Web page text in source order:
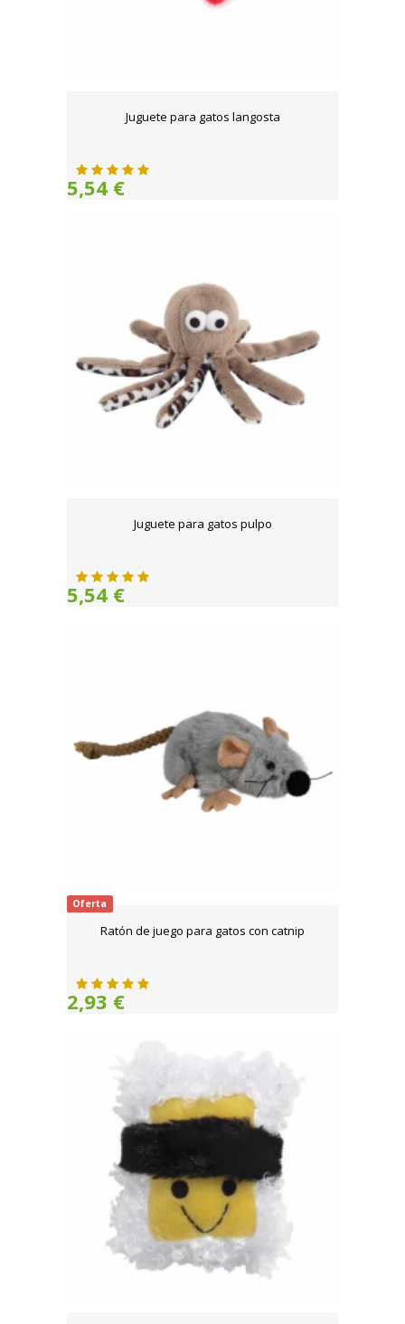
Juguete para gatos langosta
5,54 €
Juguete para gatos pulpo
5,54 €
Oferta
Ratón de juego para gatos con catnip
2,93 €